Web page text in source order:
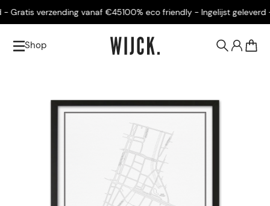
verzending vanaf €45100% eco friendly - Ingelijst geleverd -
Shop